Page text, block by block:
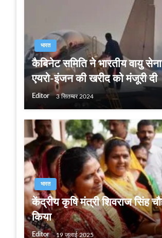
भारत
कैबिनेट समिति ने भारतीय वायु
एयरो-इंजन की खरीद को मंजूरी दी
Editor 3 सितम्बर 2024
भारत
केंद्रीय कृषि मंत्री शिवराज सिंह
किया
Editor 19 जुलाई 2025